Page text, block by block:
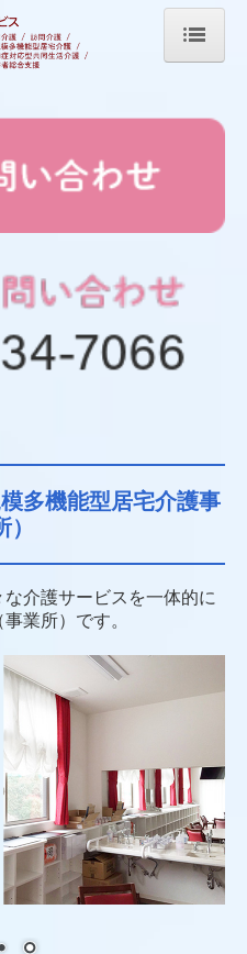
用具)
多機能型居宅介護事
介護サービスを一体的に
業所）です。